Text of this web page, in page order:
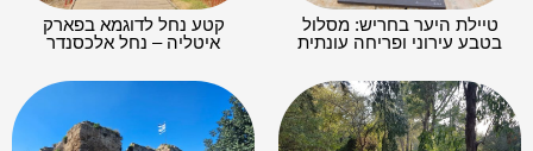
טיילת היער בחריש: מסלול
בטבע עירוני ופריחה עונתית
קטע נחל לדוגמא בפארק
איטליה – נחל אלכסנדר